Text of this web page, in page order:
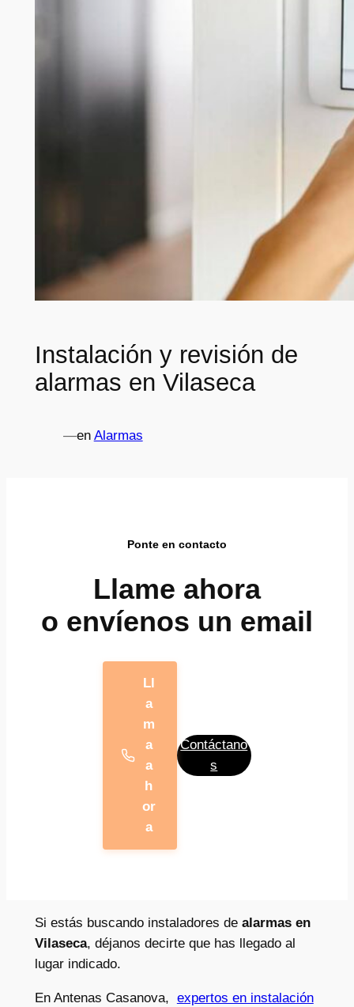
Instalación y revisión de
alarmas en Vilaseca
—en Alarmas
Ponte en contacto
Llame ahora
o envíenos un email
Ll
a
m
a
a
h
or
a
Contáctano
s
Si estás buscando instaladores de alarmas en
Vilaseca, déjanos decirte que has llegado al
lugar indicado.
En Antenas Casanova, expertos en instalación